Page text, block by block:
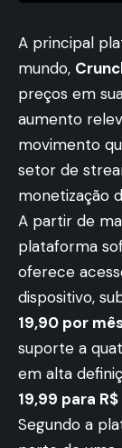
A principal
mundo,
preços em
aumento
movimento
setor de
monetização
A partir de
plataforma
oferece
dispositivo,
19,90 por
suporte a
em alta
19,99 para
Segundo a